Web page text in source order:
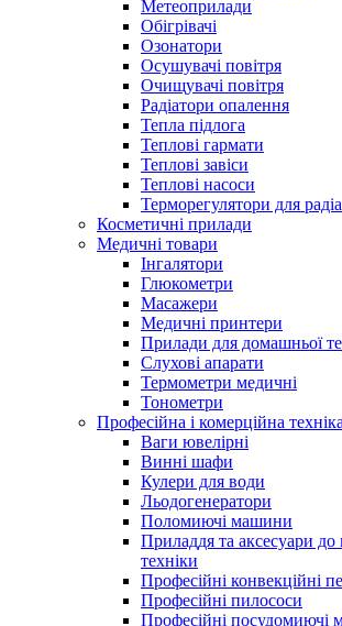
Метеоприлади
Обігрівачі
Озонатори
Осушувачі повітря
Очищувачі повітря
Радіатори опалення
Тепла підлога
Теплові гармати
Теплові завіси
Теплові насоси
Терморегулятори для
Косметичні прилади
Медичні товари
Інгалятори
Глюкометри
Масажери
Медичні принтери
Прилади для домашньої
Слухові апарати
Термометри медичні
Тонометри
Професійна і комерційна техніка
Ваги ювелірні
Винні шафи
Кулери для води
Льодогенератори
Поломиючі машини
Приладдя та аксесуари до
техніки
Професійні конвекційні
Професійні пилососи
Професійні посудомиючі